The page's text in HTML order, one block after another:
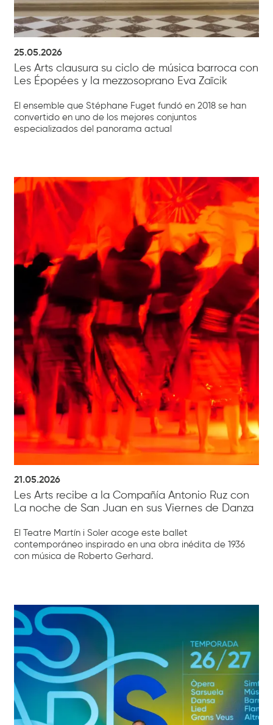
25.05.2026
Les Arts clausura su ciclo de música barroca con
Les Épopées y la mezzosoprano Eva Zaïcik
El ensemble que Stéphane Fuget fundó en 2018 se han
convertido en uno de los mejores conjuntos
especializados del panorama actual
21.05.2026
Les Arts recibe a la Compañía Antonio Ruz con
La noche de San Juan en sus Viernes de Danza
El Teatre Martín i Soler acoge este ballet
contemporáneo inspirado en una obra inédita de 1936
con música de Roberto Gerhard.